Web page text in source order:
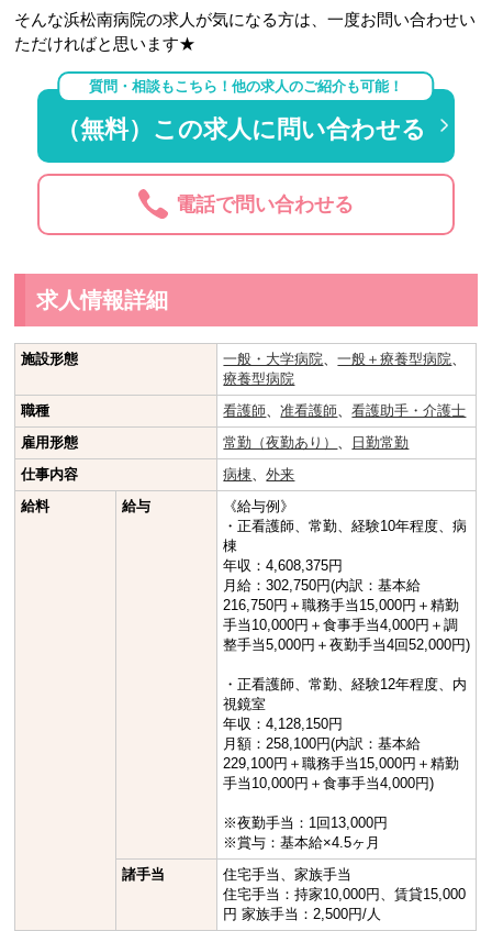
そんな浜松南病院の求人が気になる方は、一度お問い合わせい
ただければと思います★
質問・相談もこちら！他の求人のご紹介も可能！
（無料）この求人に問い合わせる
電話で問い合わせる
求人情報詳細
施設形態 一般・大学病院 、一般＋療養型病院
療養型病院
職種
看護師 、准看護師 、看護助手・介護士
雇用形態
常勤（夜勤あり）
日勤常勤
仕事内容
病棟 、外来
給料
給与
《給与例》
・正看護師、常勤、経験10年程度、病
棟
年収：4,608,375円
月給：302,750円(内訳：基本給
216,750円＋職務手当15,000円＋精勤
手当10,000円＋食事手当4,000円＋調
整手当5,000円＋夜勤手当4回52,000円)
・正看護師、常勤、経験12年程度、内
視鏡室
年収：4,128,150円
月額：258,100円(内訳：基本給
229,100円＋職務手当15,000円＋精勤
手当10,000円＋食事手当4,000円)
※夜勤手当：1回13,000円
※賞与：基本給×4.5ヶ月
諸手当
住宅手当、家族手当
住宅手当：持家10,000円、賃貸15,000
円 家族手当：2,500円/人